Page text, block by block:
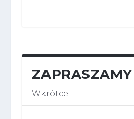
ZAPRASZAMY
Wkrótce